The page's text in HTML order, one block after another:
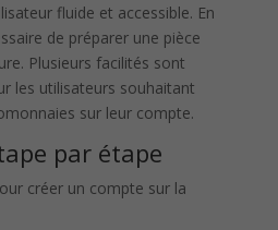
fluide et accessible. En
de préparer une pièce
Plusieurs facilités sont
les utilisateurs souhaitant
sur leur compte.
par étape
créer un compte sur la